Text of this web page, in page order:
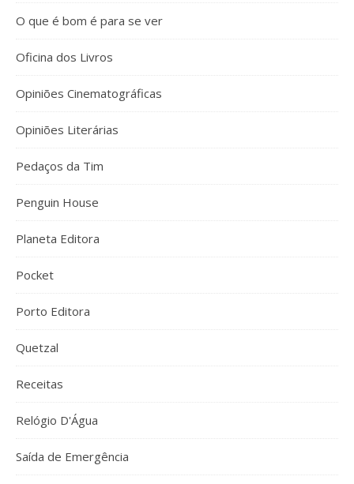
O que é bom é para se ver
Oficina dos Livros
Opiniões Cinematográficas
Opiniões Literárias
Pedaços da Tim
Penguin House
Planeta Editora
Pocket
Porto Editora
Quetzal
Receitas
Relógio D'Água
Saída de Emergência